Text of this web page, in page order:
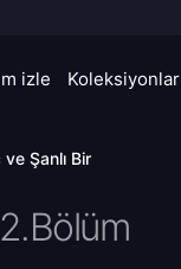
izle Koleksiyonlar
Şanlı Bir